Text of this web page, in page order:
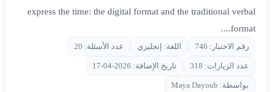
express the time: the digital format and the traditional verbal
format....
رقم الاختبار: 746 اللغة: إنجليزي عدد الأسئلة: 20
عدد الزيارات: 318 تاريخ الإضافة: 2026-04-17
بواسطة: Maya Dayoub